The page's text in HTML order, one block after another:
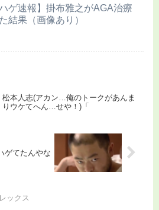
ハゲ速報】掛布雅之がAGA治療
結果（画像あり）
松本人志(アカン…俺のトークがあんま
りウケてへん…せや！)「
ゲてたんやな
ックス